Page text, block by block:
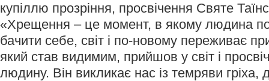
купіллю прозріння, просвічення Святе
«Хрещення – це момент, в якому людина
бачити себе, світ і по-новому переживає
який став видимим, прийшов у світ і
людину. Він викликає нас із темряви гріха,